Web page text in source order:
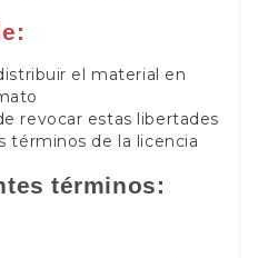
el material en
revocar estas libertades
términos de la licencia
términos: